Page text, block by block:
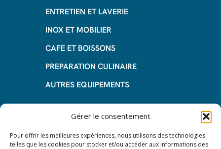
Gérer le consentement
Pour offrir les meilleures expériences, nous utilisons des technologies
telles que les cookies pour stocker et/ou accéder aux informations des
ENTRETIEN ET LAVERIE
INOX ET MOBILIER
CAFE ET BOISSONS
PREPARATION CULINAIRE
AUTRES EQUIPEMENTS
Informations
Questions fréquentes